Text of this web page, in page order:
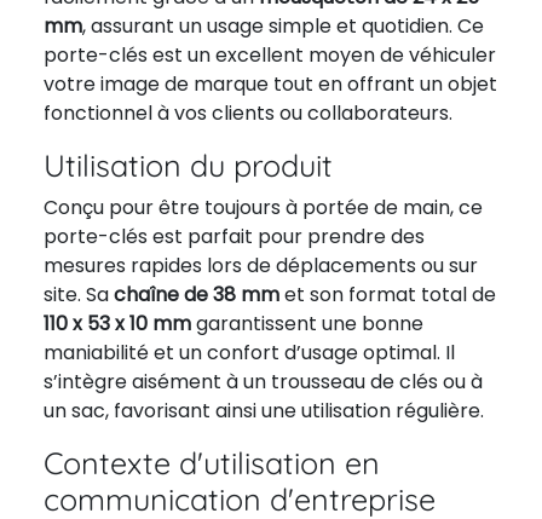
mm, assurant un usage simple et quotidien. Ce
porte-clés est un excellent moyen de véhiculer
votre image de marque tout en offrant un objet
fonctionnel à vos clients ou collaborateurs.
Utilisation du produit
Conçu pour être toujours à portée de main, ce
porte-clés est parfait pour prendre des
mesures rapides lors de déplacements ou sur
site. Sachaîne de 38 mmet son format total de
110 x 53 x 10 mmgarantissent une bonne
maniabilité et un confort d’usage optimal. Il
s’intègre aisément à un trousseau de clés ou à
un sac, favorisant ainsi une utilisation régulière.
Contexte d'utilisation en
communication d'entreprise